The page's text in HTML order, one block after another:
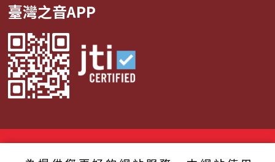
臺灣之音APP